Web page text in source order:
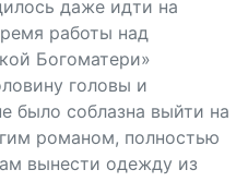
даже идти на
работы над
Богоматери»
головы и
было соблазна выйти на
романом, полностью
вынести одежду из